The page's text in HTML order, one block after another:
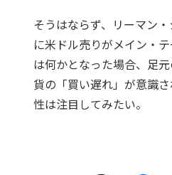
そうはならず、リーマン
に米ドル売りがメイン・
は何かとなった場合、足
貨の「買い遅れ」が意識
性は注目してみたい。